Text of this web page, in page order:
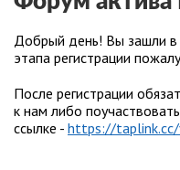
Добрый день! Вы зашли в
этапа регистрации
После регистрации
к нам либо
ссылке - https://taplink.cc/